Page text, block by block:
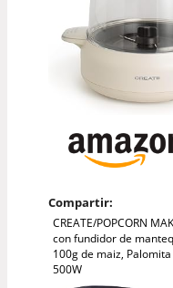
Compartir:
CREATE/POPCORN
con fundidor de
100g de maiz,
500W